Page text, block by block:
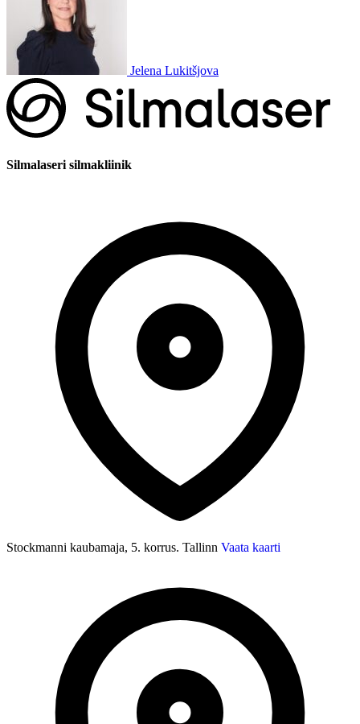
Jelena Lukitšjova
Silmalaseri silmakliinik
Stockmanni kaubamaja, 5. korrus. Tallinn Vaata kaarti